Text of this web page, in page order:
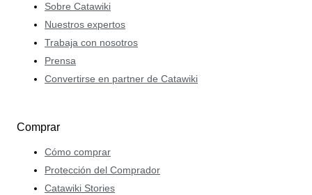
Sobre Catawiki
Nuestros expertos
Trabaja con nosotros
Prensa
Convertirse en partner de Catawiki
Comprar
Cómo comprar
Protección del Comprador
Catawiki Stories